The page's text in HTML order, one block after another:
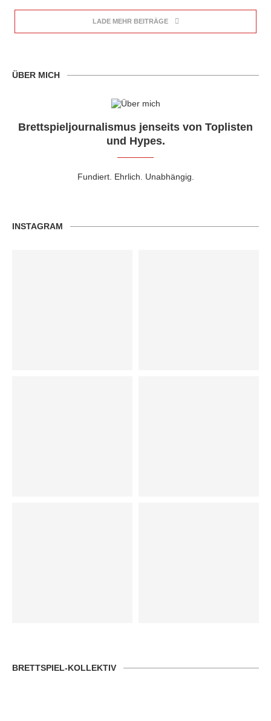
LADE MEHR BEITRÄGE
ÜBER MICH
Brettspieljournalismus jenseits von Toplisten
und Hypes.
Fundiert. Ehrlich. Unabhängig.
INSTAGRAM
BRETTSPIEL-KOLLEKTIV